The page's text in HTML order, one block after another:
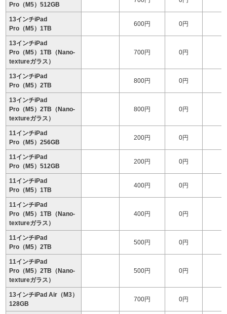
Pro（M5）512GB
13インチiPad
Pro（M5）1TB
600円 0円
13インチiPad
Pro（M5）1TB（Nano-
textureガラス）
700円 0円
13インチiPad
Pro（M5）2TB
800円 0円
13インチiPad
Pro（M5）2TB（Nano-
textureガラス）
800円 0円
11インチiPad
Pro（M5）256GB
200円 0円
11インチiPad
Pro（M5）512GB
200円 0円
11インチiPad
Pro（M5）1TB
400円 0円
11インチiPad
Pro（M5）1TB（Nano-
textureガラス）
400円 0円
11インチiPad
Pro（M5）2TB
500円 0円
11インチiPad
Pro（M5）2TB（Nano-
textureガラス）
500円 0円
13インチiPad Air（M3）
128GB
700円 0円